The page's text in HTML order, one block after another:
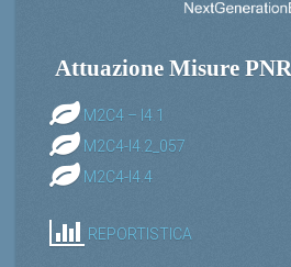
Attuazione Misure
M2C4 – I4.1
M2C4-I4.2_057
M2C4-I4.4
REPORTISTICA